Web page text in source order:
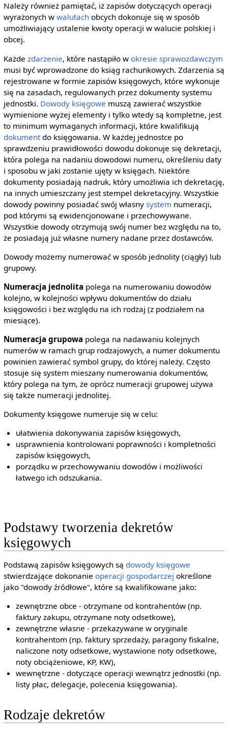
Należy również pamiętać, iż zapisów dotyczących operacji
wyrażonych w walutachobcych dokonuje się w sposób
umożliwiający ustalenie kwoty operacji w walucie polskiej i
obcej.
Każde zdarzenie, które nastąpiło w okresie sprawozdawczym
musi być wprowadzone do ksiąg rachunkowych. Zdarzenia są
rejestrowane w formie zapisów księgowych, które wykonuje
się na zasadach, regulowanych przez dokumenty systemu
jednostki. Dowody księgowe muszą zawierać wszystkie
wymienione wyżej elementy i tylko wtedy są kompletne, jest
to minimum wymaganych informacji, które kwalifikują
dokumentdo księgowania. W każdej jednostce po
sprawdzeniu prawidłowości dowodu dokonuje się dekretacji,
która polega na nadaniu dowodowi numeru, określeniu daty
i sposobu w jaki zostanie ujęty w księgach. Niektóre
dokumenty posiadają nadruk, który umożliwia ich dekretację,
na innych umieszczany jest stempel dekretacyjny. Wszystkie
dowody powinny posiadać swój własny system numeracji,
pod którymi są ewidencjonowane i przechowywane.
Wszystkie dowody otrzymują swój numer bez względu na to,
że posiadają już własne numery nadane przez dostawców.
Dowody możemy numerować w sposób jednolity (ciągły) lub
grupowy.
Numeracja jednolita polega na numerowaniu dowodów
kolejno, w kolejności wpływu dokumentów do działu
księgowości i bez względu na ich rodzaj (z podziałem na
miesiące).
Numeracja grupowa polega na nadawaniu kolejnych
numerów w ramach grup rodzajowych, a numer dokumentu
powinien zawierać symbol grupy, do której należy. Często
stosuje się system mieszany numerowania dokumentów,
który polega na tym, że oprócz numeracji grupowej używa
się także numeracji jednolitej.
Dokumenty księgowe numeruje się w celu:
ułatwienia dokonywania zapisów księgowych,
usprawnienia kontrolowani poprawności i kompletności
zapisów księgowych,
porządku w przechowywaniu dowodów i możliwości
łatwego ich odszukania.
Podstawy tworzenia dekretów
księgowych
Podstawą zapisów księgowych są dowody księgowe
stwierdzające dokonanie operacji gospodarczej określone
jako "dowody źródłowe", które są kwalifikowane jako:
zewnętrzne obce - otrzymane od kontrahentów (np.
faktury zakupu, otrzymane noty odsetkowe),
zewnętrzne własne - przekazywane w oryginale
kontrahentom (np. faktury sprzedaży, paragony fiskalne,
naliczone noty odsetkowe, wystawione noty odsetkowe,
noty obciążeniowe, KP, KW),
wewnętrzne - dotyczące operacji wewnątrz jednostki (np.
listy płac, delegacje, polecenia księgowania).
Rodzaje dekretów